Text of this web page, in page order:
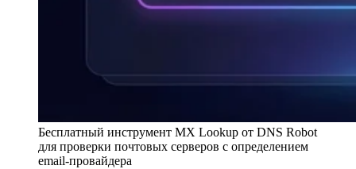
Бесплатный инструмент MX Lookup от DNS Robot
для проверки почтовых серверов с определением
email-провайдера